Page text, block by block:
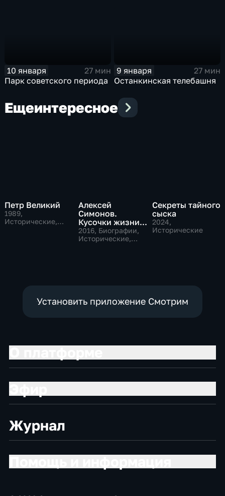
10 января
27 мин
Парк советского периода
9 января
27 мин
Останкинская телебашня
Ещеинтересное
Петр Великий
1989,
Исторические,
Алексей
Симонов.
Кусочки жизни...
2016, Биографии,
Исторические,
Секреты тайного
сыска
2024,
Исторические
Установить приложение Смотрим
Журнал